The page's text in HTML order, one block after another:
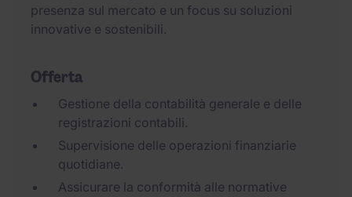
presenza sul mercato e un focus su soluzioni
innovative e sostenibili.
Offerta
Gestione della contabilità generale e delle
registrazioni contabili.
Supervisione delle operazioni finanziarie
quotidiane.
Assicurare la conformità alle normative